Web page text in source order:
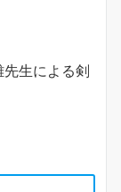
生による剣